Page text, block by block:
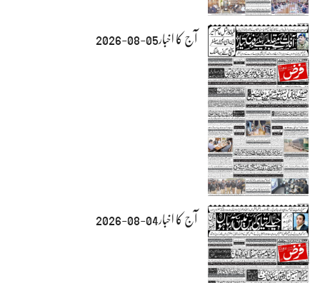
آج کا اخبار05-08-2026
آج کا اخبار04-08-2026